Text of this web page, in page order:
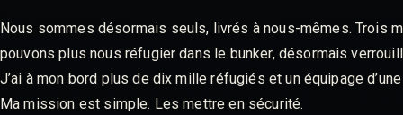
Nous sommes désormais seuls, livrés à nous-mêmes. Trois
pouvons plus nous réfugier dans le bunker, désormais
J’ai à mon bord plus de dix mille réfugiés et un équipage
Ma mission est simple. Les mettre en sécurité.